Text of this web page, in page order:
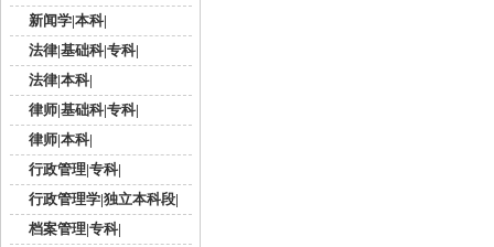
新闻学|本科|
法律|基础科|专科|
法律|本科|
律师|基础科|专科|
律师|本科|
行政管理|专科|
行政管理学|独立本科段|
档案管理|专科|